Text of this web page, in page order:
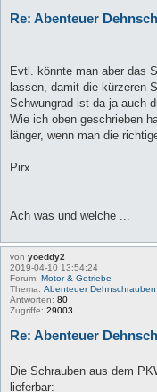
Re: Abenteuer
Evtl. könnte man aber das
lassen, damit die kürzeren
Schwungrad ist da ja auch
Wie ich oben geschrieben
länger, wenn man die
Pirx
Ach was und welche ...
von yoeddy2
2019-04-10 13:54:24
Forum: Motor & Getriebe
Thema: Abenteuer Dehnschrauben
Antworten: 80
Zugriffe: 29003
Re: Abenteuer
Die Schrauben aus dem
lieferbar: